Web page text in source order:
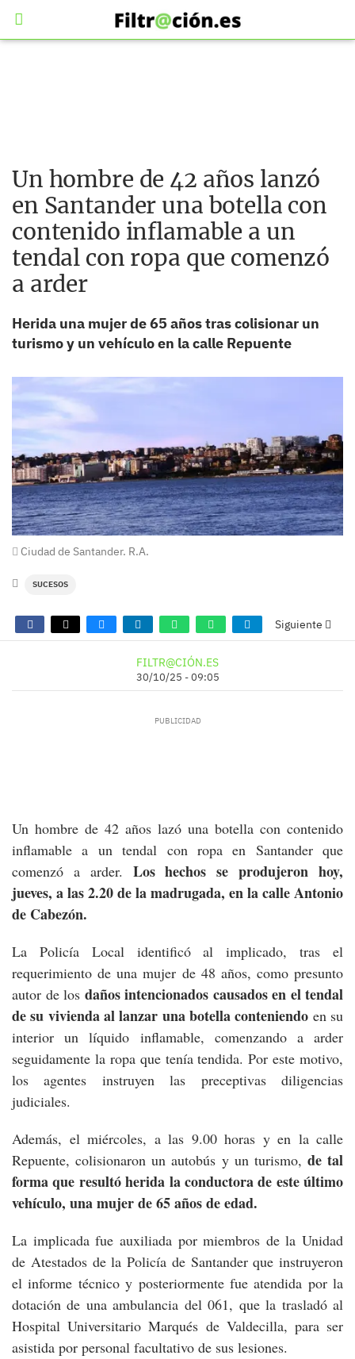
Un hombre de 42 años lanzó
en Santander una botella con
contenido inflamable a un
tendal con ropa que comenzó
a arder
Herida una mujer de 65 años tras colisionar un
turismo y un vehículo en la calle Repuente
Ciudad de Santander. R.A.
SUCESOS
Siguiente
FILTR@CIÓN.ES
30/10/25 - 09:05
Un hombre de 42 años lazó una botella con contenido
inflamable a un tendal con ropa en Santander que
comenzó a arder. Los hechos se produjeron hoy,
jueves, a las 2.20 de la madrugada, en la calle Antonio
de Cabezón.
La Policía Local identificó al implicado, tras el
requerimiento de una mujer de 48 años, como presunto
autor de los daños intencionados causados en el tendal
de su vivienda al lanzar una botella conteniendo en su
interior un líquido inflamable, comenzando a arder
seguidamente la ropa que tenía tendida. Por este motivo,
los agentes instruyen las preceptivas diligencias
judiciales.
Además, el miércoles, a las 9.00 horas y en la calle
Repuente, colisionaron un autobús y un turismo, de tal
forma que resultó herida la conductora de este último
vehículo, una mujer de 65 años de edad.
La implicada fue auxiliada por miembros de la Unidad
de Atestados de la Policía de Santander que instruyeron
el informe técnico y posteriormente fue atendida por la
dotación de una ambulancia del 061, que la trasladó al
Hospital Universitario Marqués de Valdecilla, para ser
asistida por personal facultativo de sus lesiones.